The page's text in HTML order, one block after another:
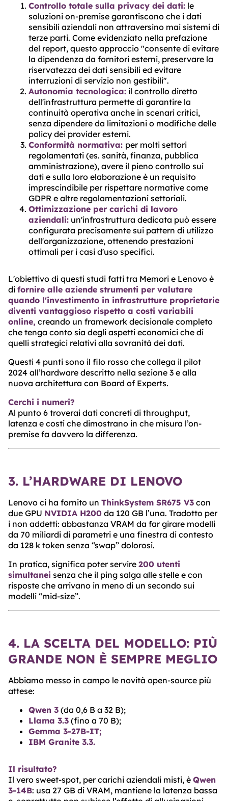
Controllo totale sulla privacy dei dati: le
soluzioni on-premise garantiscono che i dati
sensibili aziendali non attraversino mai sistemi di
terze parti. Come evidenziato nella prefazione
del report, questo approccio "consente di evitare
la dipendenza da fornitori esterni, preservare la
riservatezza dei dati sensibili ed evitare
interruzioni di servizio non gestibili".
Autonomia tecnologica: il controllo diretto
dell'infrastruttura permette di garantire la
continuità operativa anche in scenari critici,
senza dipendere da limitazioni o modifiche delle
policy dei provider esterni.
Conformità normativa: per molti settori
regolamentati (es. sanità, finanza, pubblica
amministrazione), avere il pieno controllo sui
dati e sulla loro elaborazione è un requisito
imprescindibile per rispettare normative come
GDPR e altre regolamentazioni settoriali.
Ottimizzazione per carichi di lavoro
aziendali: un'infrastruttura dedicata può essere
configurata precisamente sui pattern di utilizzo
dell'organizzazione, ottenendo prestazioni
ottimali per i casi d'uso specifici.
L'obiettivo di questi studi fatti tra Memori e Lenovo è
di fornire alle aziende strumenti per valutare
quando l'investimento in infrastrutture proprietarie
diventi vantaggioso rispetto a costi variabili
online, creando un framework decisionale completo
che tenga conto sia degli aspetti economici che di
quelli strategici relativi alla sovranità dei dati.
Questi 4 punti sono il filo rosso che collega il pilot
2024 all’hardware descritto nella sezione 3 e alla
nuova architettura con Board of Experts.
Cerchi i numeri?
Al punto 6 troverai dati concreti di throughput,
latenza e costi che dimostrano in che misura l’on-
premise fa davvero la differenza.
3. L’HARDWARE DI LENOVO
Lenovo ci ha fornito un ThinkSystem SR675 V3 con
due GPU NVIDIA H200 da 120 GB l’una. Tradotto per
i non addetti: abbastanza VRAM da far girare modelli
da 70 miliardi di parametri e una finestra di contesto
da 128 k token senza “swap” dolorosi.
In pratica, significa poter servire 200 utenti
simultanei senza che il ping salga alle stelle e con
risposte che arrivano in meno di un secondo sui
modelli “mid-size”.
4. LA SCELTA DEL MODELLO: PIÙ
GRANDE NON È SEMPRE MEGLIO
Abbiamo messo in campo le novità open-source più
attese:
Qwen 3 (da 0,6 B a 32 B);
Llama 3.3 (fino a 70 B);
Gemma 3-27B-IT;
IBM Granite 3.3.
Il risultato?
Il vero sweet-spot, per carichi aziendali misti, è Qwen
3-14B: usa 27 GB di VRAM, mantiene la latenza bassa